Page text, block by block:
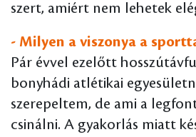
szert, amiért nem lehetek
- Milyen a viszonya a
Pár évvel ezelőtt
bonyhádi atlétikai
szerepeltem, de ami a
csinálni. A gyakorlás miatt